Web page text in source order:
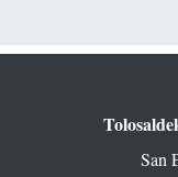
San